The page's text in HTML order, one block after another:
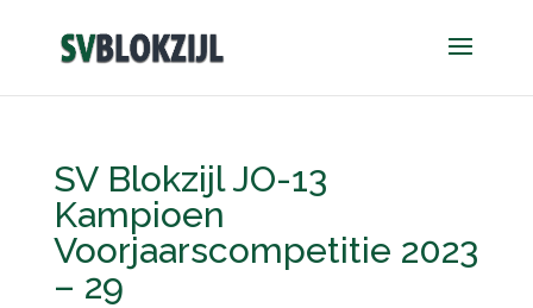
SV Blokzijl JO-13
Kampioen
Voorjaarscompetitie 2023
– 29